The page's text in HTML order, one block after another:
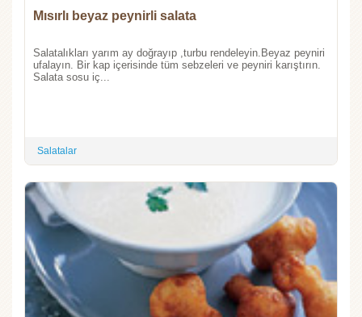
Mısırlı beyaz peynirli salata
Salatalıkları yarım ay doğrayıp ,turbu rendeleyin.Beyaz peyniri
ufalayın. Bir kap içerisinde tüm sebzeleri ve peyniri karıştırın.
Salata sosu iç...
Salatalar